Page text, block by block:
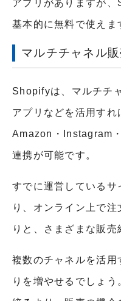
アプリがありますが
基本的に無料で使えま
マルチチャネル
Shopifyは、マルチチ
アプリなどを活用す
Amazon・Instagram
連携が可能です。
すでに運営しているサ
り、オンライン上で
りと、さまざまな販売
複数のチャネルを活用
りを増やせるでしょ